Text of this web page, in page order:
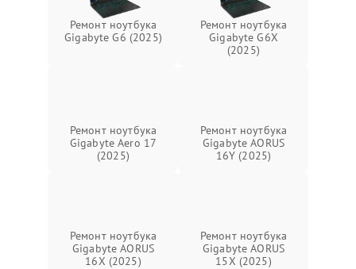
Ремонт ноутбука
Gigabyte G6 (2025)
Ремонт ноутбука
Gigabyte G6X
(2025)
Ремонт ноутбука
Gigabyte Aero 17
(2025)
Ремонт ноутбука
Gigabyte AORUS
16Y (2025)
Ремонт ноутбука
Gigabyte AORUS
16X (2025)
Ремонт ноутбука
Gigabyte AORUS
15X (2025)